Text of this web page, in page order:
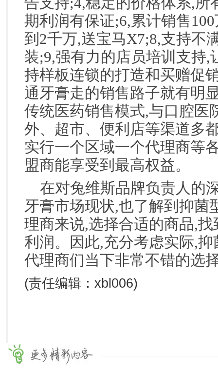
期利润有保证;6,累计销售
到2千万,送宝马X7;8,支持不
装;9,强有力的店员培训支持,
持样板连锁的打造和买赠促
通牙膏走的销售路子就有明
传统医药销售模式,与口腔医
外、超市、便利店等渠道多
实行一个区域一个代理商等
盟商能享受到最高权益。
在对兔维斯品牌负责人的
牙膏市场现状,也了解到抑菌
理商来说,选择合适的商品,
利润。因此,充分考虑实际,
代理商们当下非常不错的选
(责任编辑：xbl006)